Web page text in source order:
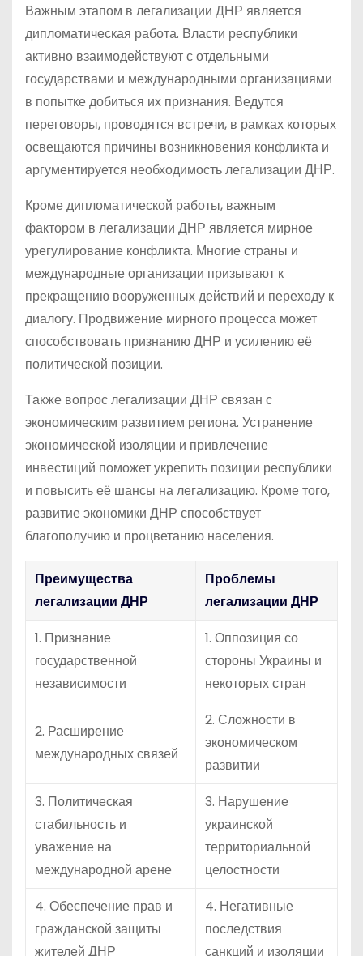
Важным этапом в легализации ДНР является
дипломатическая работа. Власти республики
активно взаимодействуют с отдельными
государствами и международными организациями
в попытке добиться их признания. Ведутся
переговоры, проводятся встречи, в рамках которых
освещаются причины возникновения конфликта и
аргументируется необходимость легализации ДНР.
Кроме дипломатической работы, важным
фактором в легализации ДНР является мирное
урегулирование конфликта. Многие страны и
международные организации призывают к
прекращению вооруженных действий и переходу к
диалогу. Продвижение мирного процесса может
способствовать признанию ДНР и усилению её
политической позиции.
Также вопрос легализации ДНР связан с
экономическим развитием региона. Устранение
экономической изоляции и привлечение
инвестиций поможет укрепить позиции республики
и повысить её шансы на легализацию. Кроме того,
развитие экономики ДНР способствует
благополучию и процветанию населения.
Преимущества
легализации ДНР
Проблемы
легализации ДНР
1. Признание
государственной
независимости
1. Оппозиция со
стороны Украины и
некоторых стран
2. Расширение
международных связей
2. Сложности в
экономическом
развитии
3. Политическая
стабильность и
уважение на
международной арене
3. Нарушение
украинской
территориальной
целостности
4. Обеспечение прав и
гражданской защиты
жителей ДНР
4. Негативные
последствия
санкций и изоляции